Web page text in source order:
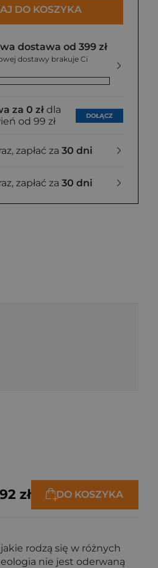
DO KOSZYKA
dostawa od 399 zł
dostawy brakuje Ci
za 0 zł dla
od 99 zł
DOŁĄCZ
zapłać za 30 dni
zapłać za 30 dni
zł DO KOSZYKA
rodzą się w różnych
nie jest oderwaną